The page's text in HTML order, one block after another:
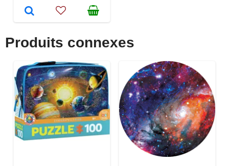
Produits connexes